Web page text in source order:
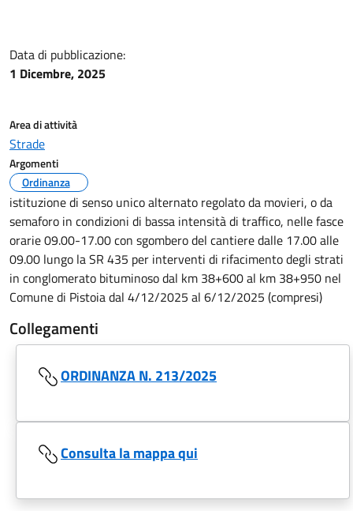
Data di pubblicazione:
1 Dicembre, 2025
Area di attività
Strade
Argomenti
Ordinanza
istituzione di senso unico alternato regolato da movieri, o da
semaforo in condizioni di bassa intensità di traffico, nelle fasce
orarie 09.00-17.00 con sgombero del cantiere dalle 17.00 alle
09.00 lungo la SR 435 per interventi di rifacimento degli strati
in conglomerato bituminoso dal km 38+600 al km 38+950 nel
Comune di Pistoia dal 4/12/2025 al 6/12/2025 (compresi)
Collegamenti
ORDINANZA N. 213/2025
Consulta la mappa qui